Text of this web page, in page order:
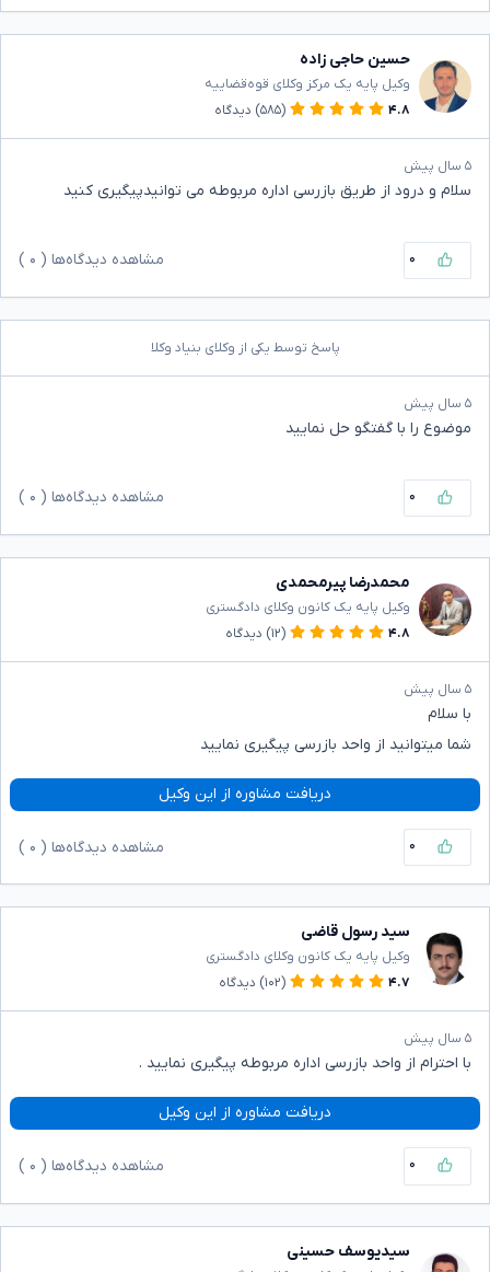
حسین حاجی زاده
وکیل پایه یک مرکز وکلای قوه‌قضاییه
۴.۸
(۵۸۵) دیدگاه
۵ سال پیش
سلام و درود از طریق بازرسی اداره مربوطه می توانیدپیگیری کنید
۰ مشاهده دیدگاه‌ها ( ۰
پاسخ توسط یکی از وکلای بنیاد وکلا
۵ سال پیش
موضوع را با گفتگو حل نمایید
۰ مشاهده دیدگاه‌ها ( ۰
محمدرضا پیرمحمدی
وکیل پایه یک کانون وکلای دادگستری
۴.۸
(۱۲) دیدگاه
۵ سال پیش
با سلام
شما میتوانید از واحد بازرسی پیگیری نمایید
دریافت مشاوره از این وکیل
۰ مشاهده دیدگاه‌ها ( ۰
سید رسول قاضی
وکیل پایه یک کانون وکلای دادگستری
۴.۷
(۱۰۲) دیدگاه
۵ سال پیش
با احترام از واحد بازرسی اداره مربوطه پیگیری نمایید .
دریافت مشاوره از این وکیل
۰ مشاهده دیدگاه‌ها ( ۰
سیدیوسف حسینی